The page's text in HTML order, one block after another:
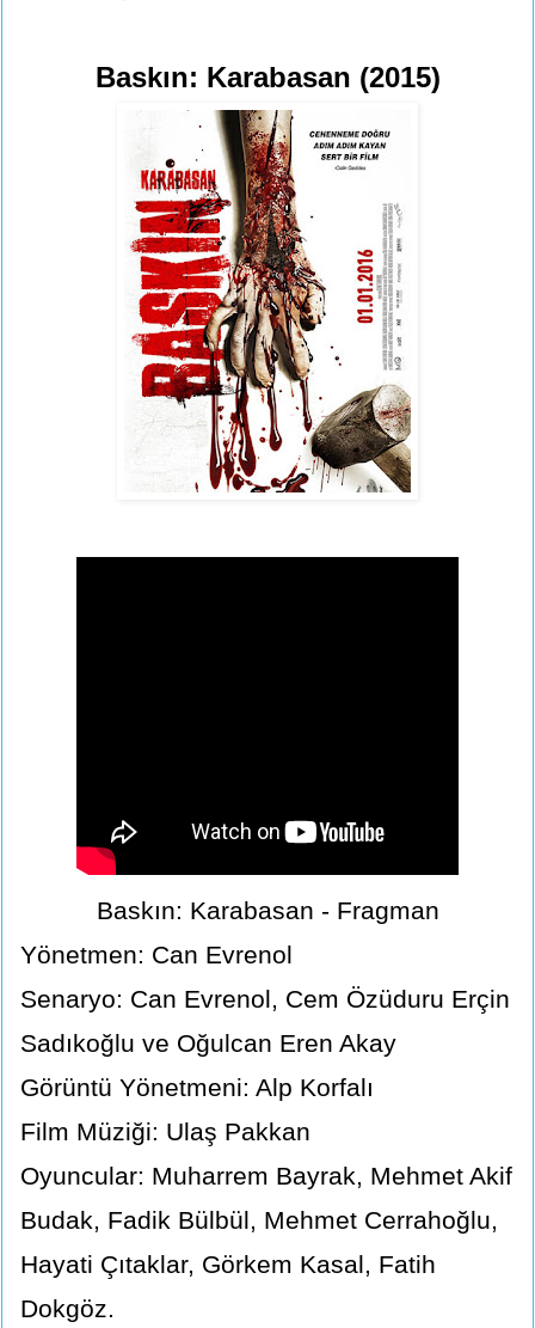
Baskın: Karabasan (2015)
Baskın: Karabasan - Fragman
Yönetmen: Can Evrenol
Senaryo: Can Evrenol, Cem Özüduru Erçin
Sadıkoğlu ve Oğulcan Eren Akay
Görüntü Yönetmeni: Alp Korfalı
Film Müziği: Ulaş Pakkan
Oyuncular: Muharrem Bayrak, Mehmet Akif
Budak, Fadik Bülbül, Mehmet Cerrahoğlu,
Hayati Çıtaklar, Görkem Kasal, Fatih
Dokgöz.